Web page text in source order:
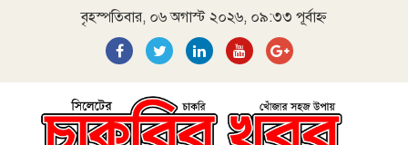
বৃহস্পতিবার, ০৬ অগাস্ট ২০২৬, ০৯:৩৩ পূর্বাহ্ন